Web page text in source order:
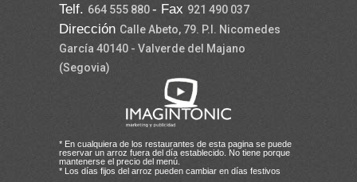
Telf. 664 555 880- Fax 921 490 037
Dirección Calle Abeto, 79. P.I. Nicomedes
García 40140 - Valverde del Majano
(Segovia)
* En cualquiera de los restaurantes de esta pagina se puede
reservar un arroz fuera del día establecido. No tiene porque
mantenerse el precio del menú.
* Los días fijos del arroz pueden cambiar en días festivos